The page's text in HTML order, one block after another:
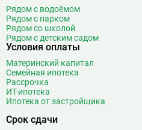
Рядом с водоёмом
Рядом с парком
Рядом со школой
Рядом с детским садом
Условия оплаты
Материнский капитал
Семейная ипотека
Рассрочка
ИТ-ипотека
Ипотека от застройщика
Срок сдачи